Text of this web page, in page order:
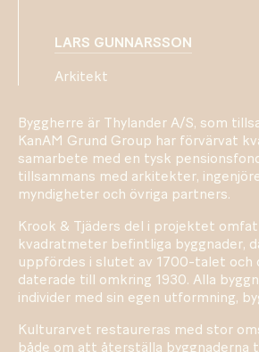
LARS GUNNARSSON
Arkitekt
Byggherre är Thylander A/S, som
KanAM Grund Group har förvärvat
samarbete med en tysk
tillsammans med arkitekter,
myndigheter och övriga partners.
Krook & Tjäders del i projektet
kvadratmeter befintliga byggnader,
uppfördes i slutet av 1700-talet och
daterade till omkring 1930. Alla
individer med sin egen utformning,
Kulturarvet restaureras med stor
både om att återställa byggnaderna